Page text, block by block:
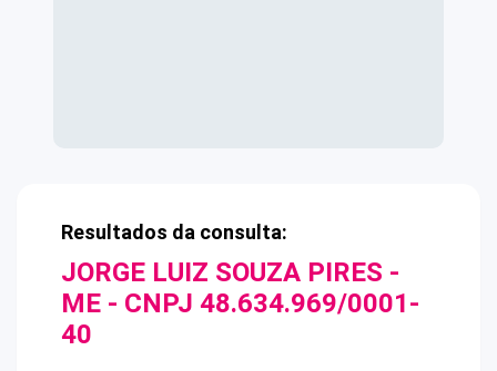
Resultados da consulta:
JORGE LUIZ SOUZA PIRES -
ME - CNPJ 48.634.969/0001-
40